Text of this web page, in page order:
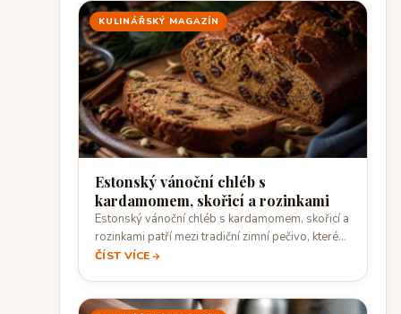
KULINÁŘSKÝ MAGAZÍN
Estonský vánoční chléb s
kardamomem, skořicí a rozinkami
Estonský vánoční chléb s kardamomem, skořicí a
rozinkami patří mezi tradiční zimní pečivo, které…
ČÍST VÍCE